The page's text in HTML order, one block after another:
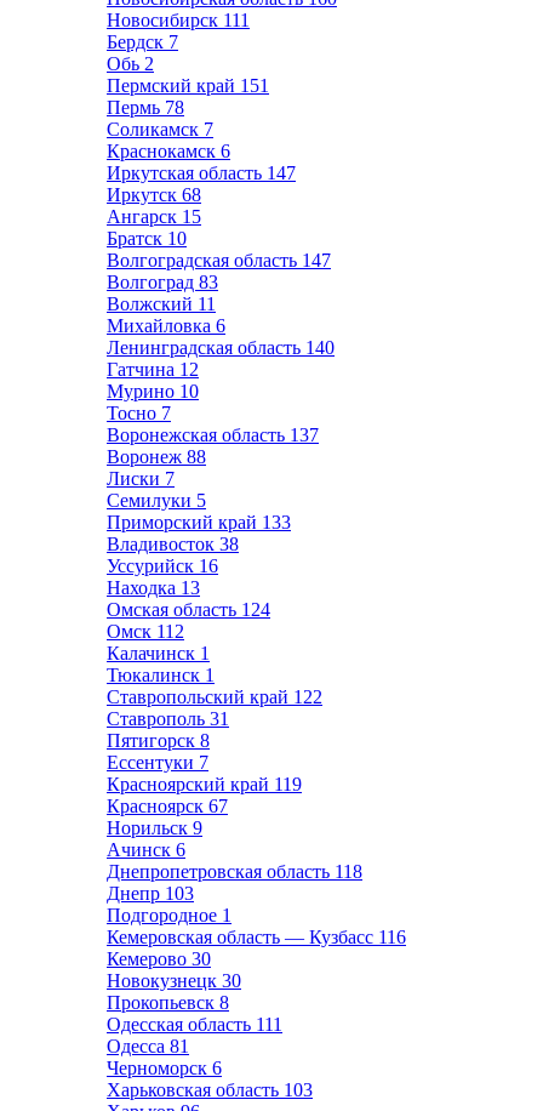
Новосибирск 111
Бердск 7
Обь 2
Пермский край 151
Пермь 78
Соликамск 7
Краснокамск 6
Иркутская область 147
Иркутск 68
Ангарск 15
Братск 10
Волгоградская область 147
Волгоград 83
Волжский 11
Михайловка 6
Ленинградская область 140
Гатчина 12
Мурино 10
Тосно 7
Воронежская область 137
Воронеж 88
Лиски 7
Семилуки 5
Приморский край 133
Владивосток 38
Уссурийск 16
Находка 13
Омская область 124
Омск 112
Калачинск 1
Тюкалинск 1
Ставропольский край 122
Ставрополь 31
Пятигорск 8
Ессентуки 7
Красноярский край 119
Красноярск 67
Норильск 9
Ачинск 6
Днепропетровская область 118
Днепр 103
Подгородное 1
Кемеровская область — Кузбасс 116
Кемерово 30
Новокузнецк 30
Прокопьевск 8
Одесская область 111
Одесса 81
Черноморск 6
Харьковская область 103